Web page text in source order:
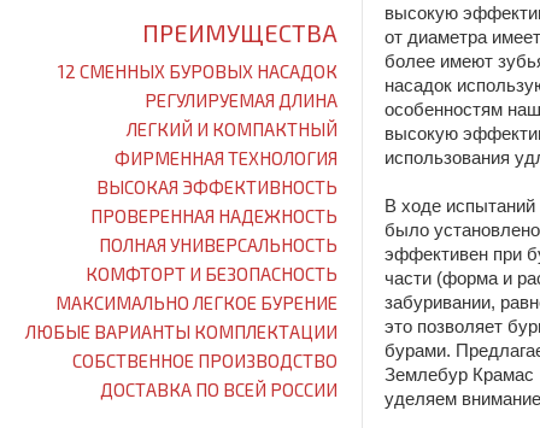
ПРЕИМУЩЕСТВА
12 СМЕННЫХ БУРОВЫХ НАСАДОК
РЕГУЛИРУЕМАЯ ДЛИНА
ЛЕГКИЙ И КОМПАКТНЫЙ
ФИРМЕННАЯ ТЕХНОЛОГИЯ
ВЫСОКАЯ ЭФФЕКТИВНОСТЬ
ПРОВЕРЕННАЯ НАДЕЖНОСТЬ
ПОЛНАЯ УНИВЕРСАЛЬНОСТЬ
КОМФТОРТ И БЕЗОПАСНОСТЬ
МАКСИМАЛЬНО ЛЕГКОЕ БУРЕНИЕ
ЛЮБЫЕ ВАРИАНТЫ КОМПЛЕКТАЦИИ
СОБСТВЕННОЕ ПРОИЗВОДСТВО
ДОСТАВКА ПО ВСЕЙ РОССИИ
высокую
от диаметра
более имеют
насадок
особенностям
высокую
использования
В ходе испытаний
было
эффективен при
части (форма и
забуривании,
это позволяет
бурами.
Землебур
уделяем